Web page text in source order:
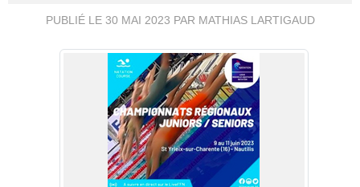
PUBLIÉ LE 30 MAI 2023 PAR MATHIAS LARTIGAUD